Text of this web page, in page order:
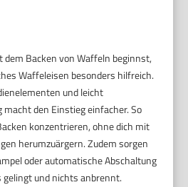
dem Backen von Waffeln beginnst,
Waffeleisen besonders hilfreich.
und leicht
den Einstieg einfacher. So
konzentrieren, ohne dich mit
herumzuärgern. Zudem sorgen
oder automatische Abschaltung
gelingt und nichts anbrennt.